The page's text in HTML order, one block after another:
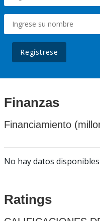
Regístrese
Finanzas
Financiamiento
No hay datos disponibles.
Ratings